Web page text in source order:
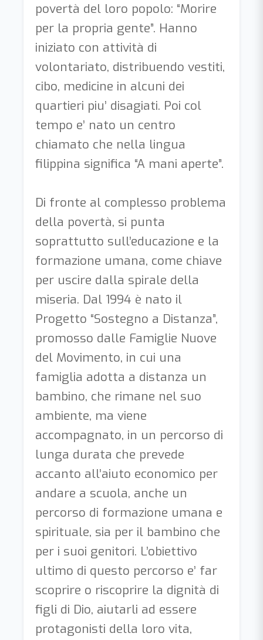
povertà del loro popolo: “Morire
per la propria gente”. Hanno
iniziato con attività di
volontariato, distribuendo vestiti,
cibo, medicine in alcuni dei
quartieri piu’ disagiati. Poi col
tempo e’ nato un centro
chiamato che nella lingua
filippina significa “A mani aperte”.
Di fronte al complesso problema
della povertà, si punta
soprattutto sull’educazione e la
formazione umana, come chiave
per uscire dalla spirale della
miseria. Dal 1994 è nato il
Progetto “Sostegno a Distanza”,
promosso dalle Famiglie Nuove
del Movimento, in cui una
famiglia adotta a distanza un
bambino, che rimane nel suo
ambiente, ma viene
accompagnato, in un percorso di
lunga durata che prevede
accanto all’aiuto economico per
andare a scuola, anche un
percorso di formazione umana e
spirituale, sia per il bambino che
per i suoi genitori. L’obiettivo
ultimo di questo percorso e’ far
scoprire o riscoprire la dignità di
figli di Dio, aiutarli ad essere
protagonisti della loro vita,